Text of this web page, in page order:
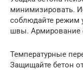
минимизировать.
соблюдайте режим
швы. Армирование
Температурные
Защищайте бетон